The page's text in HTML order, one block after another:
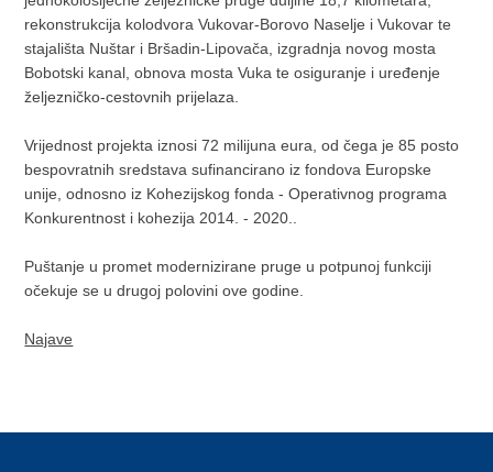
rekonstrukcija kolodvora Vukovar-Borovo Naselje i Vukovar te
stajališta Nuštar i Bršadin-Lipovača, izgradnja novog mosta
Bobotski kanal, obnova mosta Vuka te osiguranje i uređenje
željezničko-cestovnih prijelaza.
Vrijednost projekta iznosi 72 milijuna eura, od čega je 85 posto
bespovratnih sredstava sufinancirano iz fondova Europske
unije, odnosno iz Kohezijskog fonda - Operativnog programa
Konkurentnost i kohezija 2014. - 2020..
Puštanje u promet modernizirane pruge u potpunoj funkciji
očekuje se u drugoj polovini ove godine.
Najave